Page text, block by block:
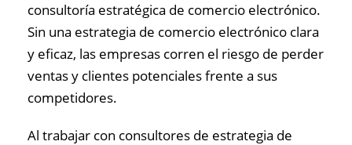
consultoría estratégica de comercio electrónico.
Sin una estrategia de comercio electrónico clara
y eficaz, las empresas corren el riesgo de perder
ventas y clientes potenciales frente a sus
competidores.
Al trabajar con consultores de estrategia de